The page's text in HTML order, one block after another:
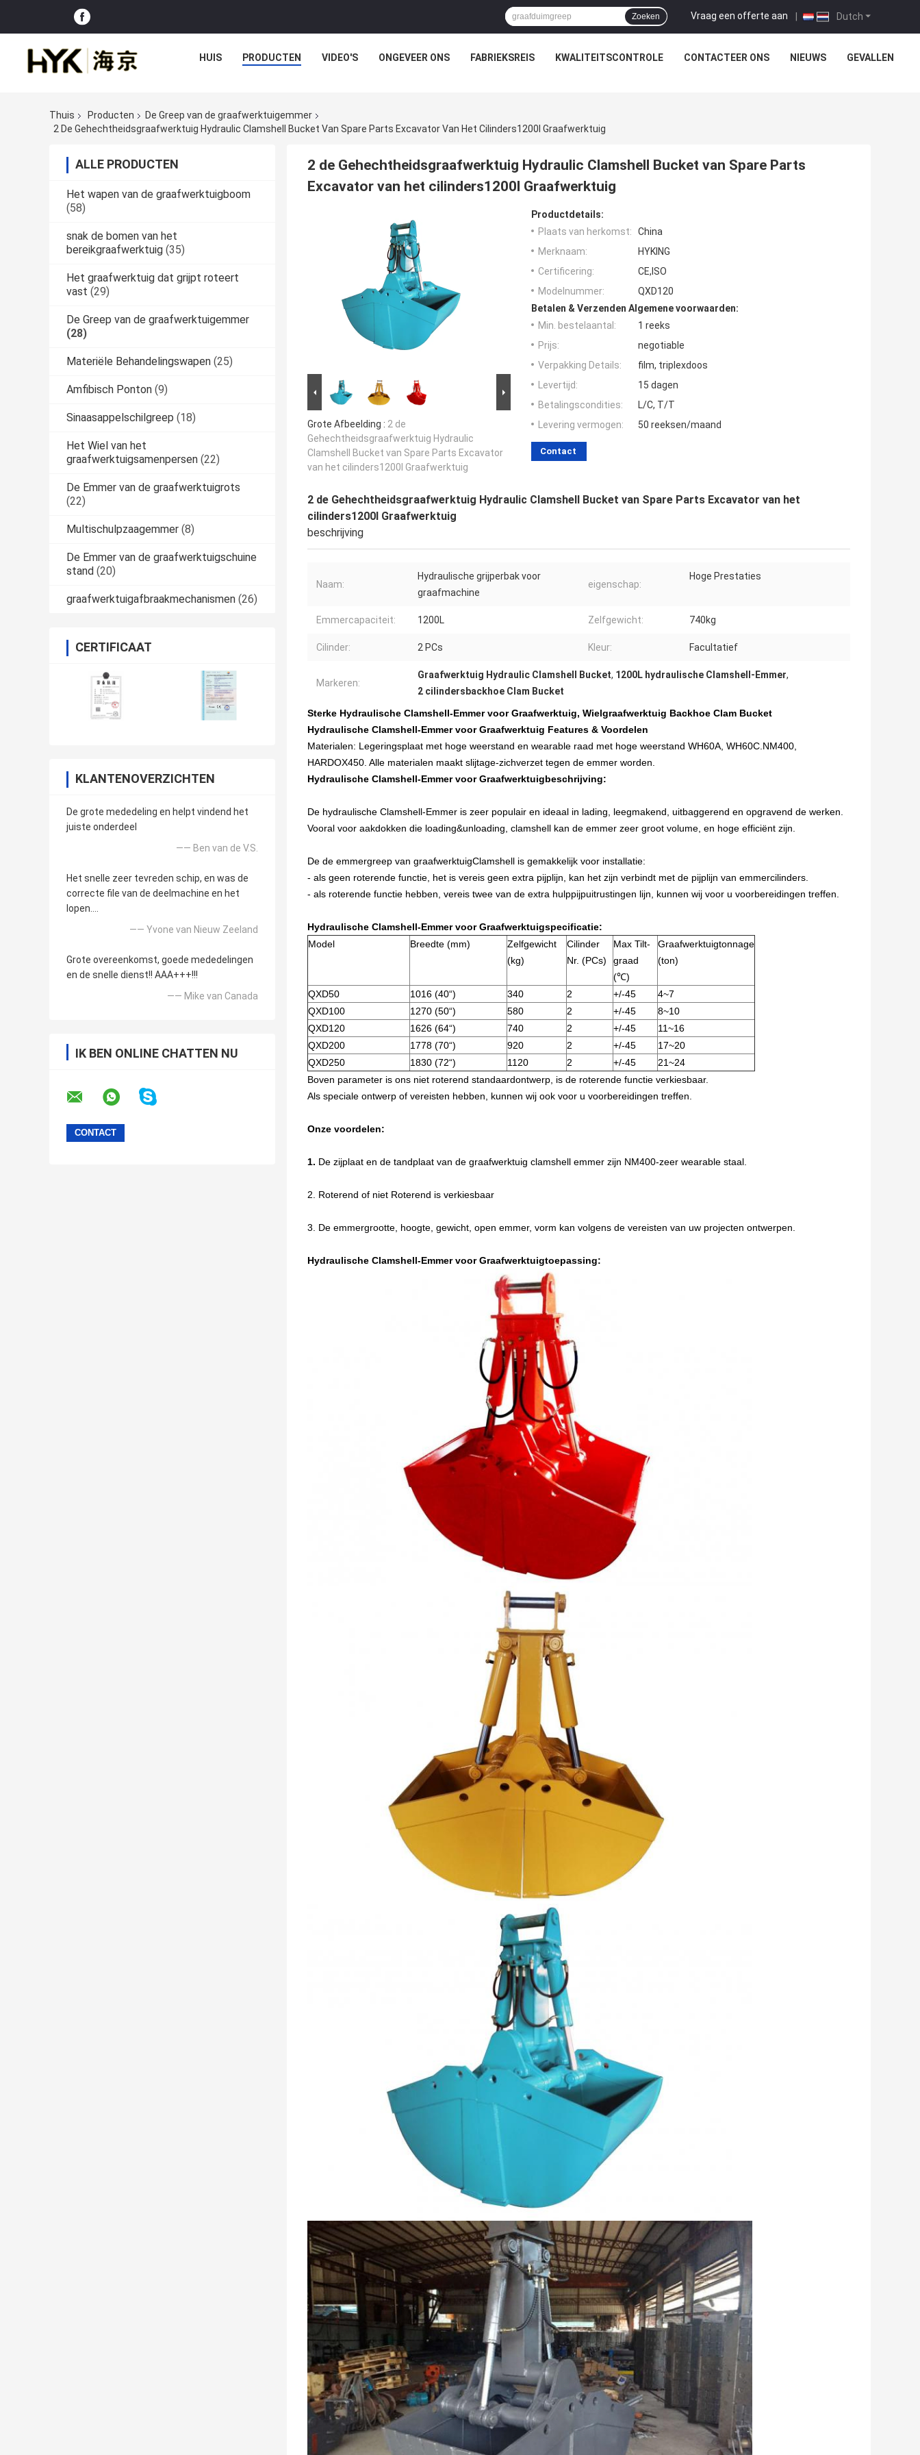
Dutch
Vraag een offerte aan |
Zoeken
HUIS PRODUCTEN VIDEO'S ONGEVEER ONS FABRIEKSREIS KWALITEITSCONTROLE CONTACTEER ONS NIEUWS GEVALLEN
Thuis Producten
De Greep van de graafwerktuigemmer
2 De Gehechtheidsgraafwerktuig Hydraulic Clamshell Bucket Van Spare Parts Excavator Van Het Cilinders1200l Graafwerktuig
ALLE PRODUCTEN
Het wapen van de graafwerktuigboom
(58)
snak de bomen van het
bereikgraafwerktuig (35)
Het graafwerktuig dat grijpt roteert
vast (29)
De Greep van de graafwerktuigemmer
(28)
Materiële Behandelingswapen (25)
Amfibisch Ponton (9)
Sinaasappelschilgreep (18)
Het Wiel van het
graafwerktuigsamenpersen (22)
De Emmer van de graafwerktuigrots
(22)
Multischulpzaagemmer (8)
De Emmer van de graafwerktuigschuine
stand (20)
graafwerktuigafbraakmechanismen (26)
CERTIFICAAT
KLANTENOVERZICHTEN
De grote mededeling en helpt vindend het
juiste onderdeel
—— Ben van de V.S.
Het snelle zeer tevreden schip, en was de
correcte file van de deelmachine en het
lopen….
—— Yvone van Nieuw Zeeland
Grote overeenkomst, goede mededelingen
en de snelle dienst!! AAA+++!!!
—— Mike van Canada
IK BEN ONLINE CHATTEN NU
2 de Gehechtheidsgraafwerktuig Hydraulic Clamshell Bucket van Spare Parts
Excavator van het cilinders1200l Graafwerktuig
Grote Afbeelding : 2 de
Gehechtheidsgraafwerktuig Hydraulic
Clamshell Bucket van Spare Parts Excavator
van het cilinders1200l Graafwerktuig
Productdetails:
Plaats van herkomst:
China
Merknaam:
HYKING
Certificering:
CE,ISO
Modelnummer:
QXD120
Betalen & Verzenden Algemene voorwaarden:
Min. bestelaantal:
1 reeks
Prijs:
negotiable
Verpakking Details:
film, triplexdoos
Levertijd:
15 dagen
Betalingscondities:
L/C, T/T
Levering vermogen:
50 reeksen/maand
Contact
2 de Gehechtheidsgraafwerktuig Hydraulic Clamshell Bucket van Spare Parts Excavator van het
cilinders1200l Graafwerktuig
beschrijving
Naam:
Hydraulische grijperbak voor
graafmachine
eigenschap:
Hoge Prestaties
Emmercapaciteit: 1200L Zelfgewicht: 740kg
Cilinder: 2 PCs Kleur: Facultatief
Markeren:
Graafwerktuig Hydraulic Clamshell Bucket, 1200L hydraulische Clamshell-Emmer,
2 cilindersbackhoe Clam Bucket
Sterke Hydraulische Clamshell-Emmer voor Graafwerktuig, Wielgraafwerktuig Backhoe Clam Bucket
Hydraulische Clamshell-Emmer voor Graafwerktuig Features & Voordelen
Materialen: Legeringsplaat met hoge weerstand en wearable raad met hoge weerstand WH60A, WH60C.NM400,
HARDOX450. Alle materialen maakt slijtage-zichverzet tegen de emmer worden.
Hydraulische Clamshell-Emmer voor Graafwerktuigbeschrijving:
De hydraulische Clamshell-Emmer is zeer populair en ideaal in lading, leegmakend, uitbaggerend en opgravend de werken.
Vooral voor aakdokken die loading&unloading, clamshell kan de emmer zeer groot volume, en hoge efficiënt zijn.
De de emmergreep van graafwerktuigClamshell is gemakkelijk voor installatie:
- als geen roterende functie, het is vereis geen extra pijplijn, kan het zijn verbindt met de pijplijn van emmercilinders.
- als roterende functie hebben, vereis twee van de extra hulppijpuitrustingen lijn, kunnen wij voor u voorbereidingen treffen.
Hydraulische Clamshell-Emmer voor Graafwerktuigspecificatie:
Model
Breedte (mm)
Zelfgewicht
(kg)
Cilinder
Nr. (PCs)
Max Tilt-
graad
(℃)
Graafwerktuigtonnage
(ton)
QXD50 1016 (40“) 340 2 +/-45
4~7
QXD100
1270 (50“) 580 2 +/-45
8~10
QXD120
1626 (64“) 740 2 +/-45
11~16
QXD200
1778 (70“) 920 2 +/-45
17~20
QXD250
1830 (72“) 1120 2 +/-45
21~24
Boven parameter is ons niet roterend standaardontwerp, is de roterende functie verkiesbaar.
Als speciale ontwerp of vereisten hebben, kunnen wij ook voor u voorbereidingen treffen.
Onze voordelen:
1. De zijplaat en de tandplaat van de graafwerktuig clamshell emmer zijn NM400-zeer wearable staal.
2. Roterend of niet Roterend is verkiesbaar
3. De emmergrootte, hoogte, gewicht, open emmer, vorm kan volgens de vereisten van uw projecten ontwerpen.
Hydraulische Clamshell-Emmer voor Graafwerktuigtoepassing: